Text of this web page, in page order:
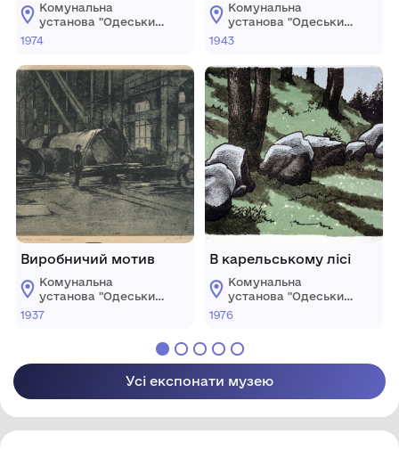
Комунальна
установа "Одеський
національний
1974
Виробничий мотив
Комунальна
установа "Одеський
національний
1937
Комунальна
установа "Одеський
національний
1943
В карельському лісі
Комунальна
установа "Одеський
національний
1976
Усі експонати музею